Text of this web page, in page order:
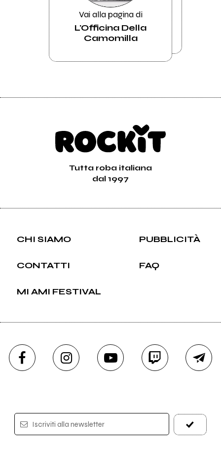
Vai alla pagina di
L'Officina Della
Camomilla
Tutta roba italiana
dal 1997
CHI SIAMO PUBBLICITÀ
CONTATTI FAQ
MI AMI FESTIVAL
Iscriviti alla newsletter